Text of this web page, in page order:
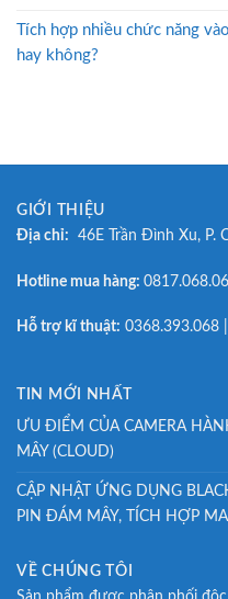
Tích hợp nhiều chức năng
hay không?
GIỚI THIỆU
Địa chỉ: 46E Trần Đình Xu, P.
Hotline mua hàng:
Hỗ trợ kĩ thuật: 0368.393.068
TIN MỚI NHẤT
ƯU ĐIỂM CỦA CAMERA
MÂY (CLOUD)
CẬP NHẬT ỨNG DỤNG
PIN ĐÁM MÂY, TÍCH HỢP
VỀ CHÚNG TÔI